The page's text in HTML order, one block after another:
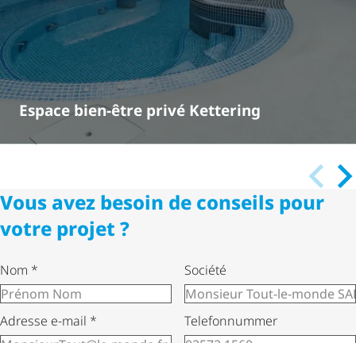
Espace bien-être privé Kettering
Vous avez besoin de conseils pour
votre projet ?
Nom * Société
Adresse e-mail * Telefonnummer